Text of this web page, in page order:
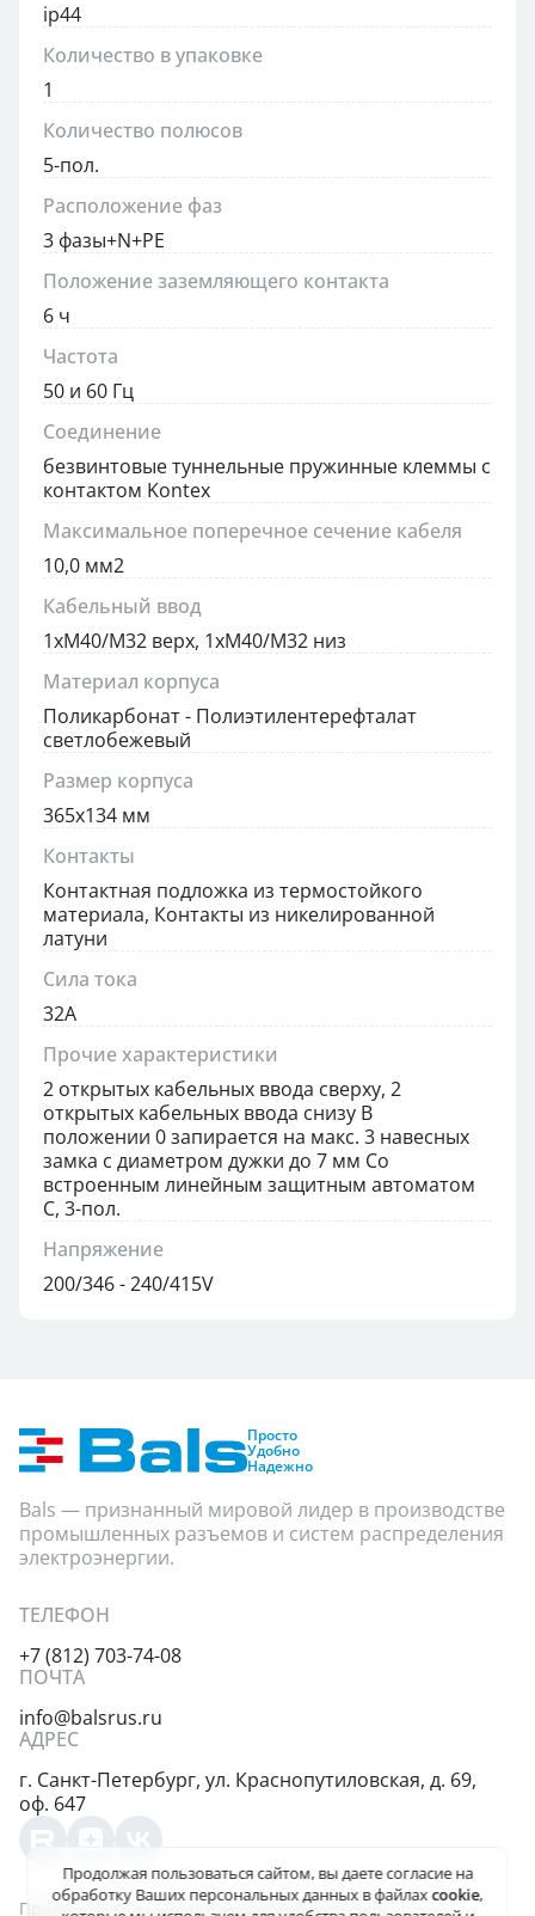
ip44
Количество в упаковке
1
Количество полюсов
5-пол.
Расположение фаз
3 фазы+N+PE
Положение заземляющего контакта
6 ч
Частота
50 и 60 Гц
Соединение
безвинтовые туннельные пружинные клеммы с
контактом Kontex
Максимальное поперечное сечение кабеля
10,0 мм2
Кабельный ввод
1xM40/M32 верх, 1xM40/M32 низ
Материал корпуса
Поликарбонат - Полиэтилентерефталат
светлобежевый
Размер корпуса
365x134 мм
Контакты
Контактная подложка из термостойкого
материала, Контакты из никелированной
латуни
Сила тока
32А
Прочие характеристики
2 открытых кабельных ввода сверху, 2
открытых кабельных ввода снизу В
положении 0 запирается на макс. 3 навесных
замка с диаметром дужки до 7 мм Со
встроенным линейным защитным автоматом
С, 3-пол.
Напряжение
200/346 - 240/415V
Просто
Удобно
Надежно
Bals — признанный мировой лидер в производстве
промышленных разъемов и систем распределения
электроэнергии.
ТЕЛЕФОН
+7 (812) 703-74-08
ПОЧТА
info@balsrus.ru
АДРЕС
г. Санкт-Петербург, ул. Краснопутиловская, д. 69,
оф. 647
Представленная на сайте информация несёт
Продолжая пользоваться сайтом, вы даетесогласие на
обработку Ваших персональных данныхв файлахcookie,